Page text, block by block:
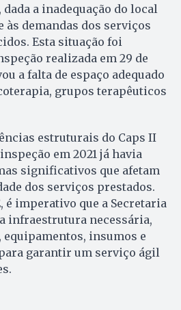
a inadequação do local
às demandas dos serviços
Esta situação foi
realizada em 29 de
a falta de espaço adequado
grupos terapêuticos
estruturais do Caps II
em 2021 já havia
significativos que afetam
dos serviços prestados.
é imperativo que a Secretaria
infraestrutura necessária,
insumos e
garantir um serviço ágil